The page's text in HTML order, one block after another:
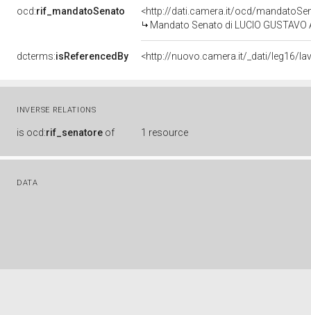
ocd:rif_mandatoSenato
<http://dati.camera.it/ocd/
Mandato Senato di LUCIO
dcterms:isReferencedBy <http://nuovo.camera.it/_dati/leg16/
INVERSE RELATIONS
is ocd:rif_senatore of 1 resource
DATA